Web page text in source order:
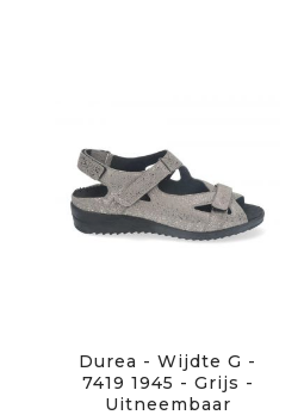
Durea - Wijdte G -
7419 1945 - Grijs -
Uitneembaar